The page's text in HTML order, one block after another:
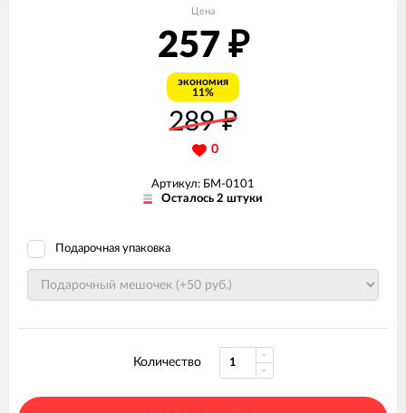
Цена
257 ₽
экономия
11%
289₽
0
Артикул: БМ-0101
Осталось 2 штуки
Подарочная упаковка
Количество